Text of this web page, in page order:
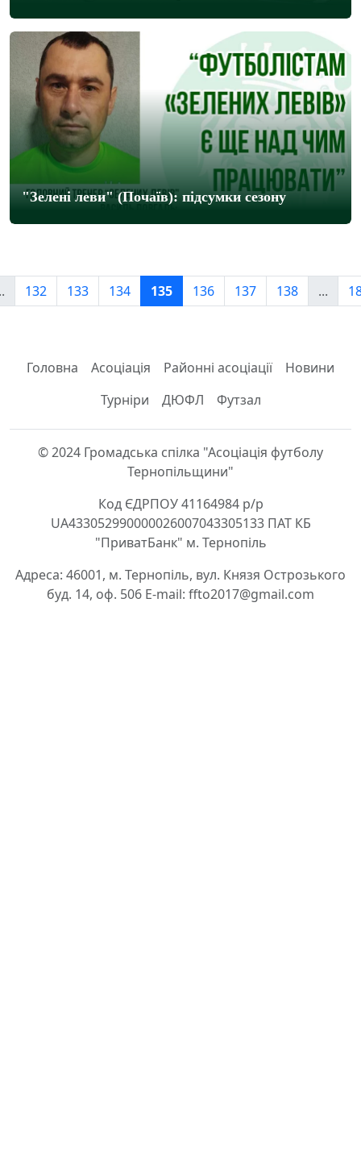
"Зелені леви" (Почаїв): підсумки сезону
132 133 134 135 136 137 138 ...
Головна Асоціація Районні асоціації
Новини
Турніри
ДЮФЛ Футзал
© 2024 Громадська спілка "Асоціація футболу
Тернопільщини"
Код ЄДРПОУ 41164984 р/р
UA433052990000026007043305133 ПАТ КБ
"ПриватБанк" м. Тернопіль
Адреса: 46001, м. Тернопіль, вул. Князя Острозького
буд. 14, оф. 506 E-mail: ffto2017@gmail.com